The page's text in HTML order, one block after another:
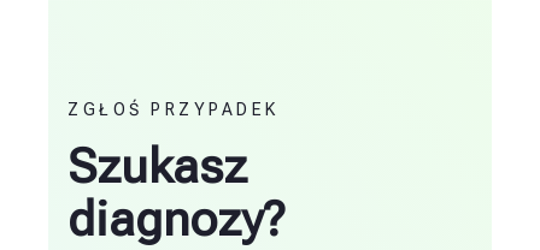
ZGŁOŚ PRZYPADEK
Szukasz
diagnozy?